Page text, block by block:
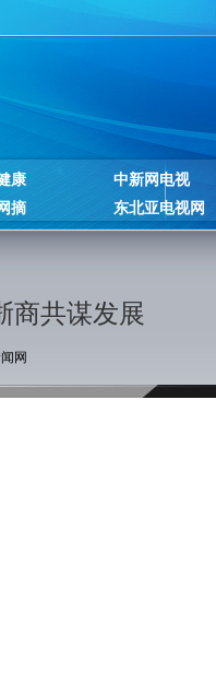
康
摘
中新网电视
东北亚电视网
商共谋发展
网